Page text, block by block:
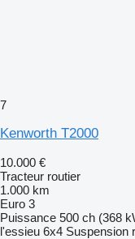
7
Kenworth T2000
10.000 €
Tracteur routier
1.000 km
Euro 3
Puissance 500 ch (368
l'essieu 6x4 Suspension